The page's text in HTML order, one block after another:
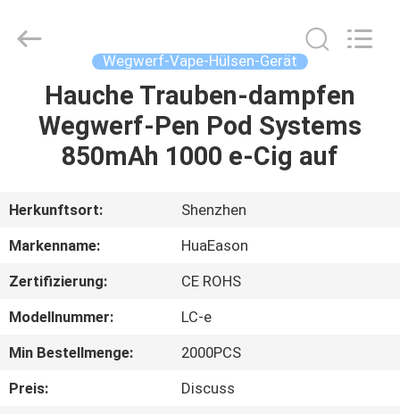
HAUS
PRODUKTE
VIDEOS
UNS
FABRIK-
AUSFLUG
Copyright
huaeason.com.
Wegwerf-Vape-Hülsen-Gerät
Hauche Trauben-dampfen
Wegwerf-Pen Pod Systems
850mAh 1000 e-Cig auf
Herkunftsort:
Shenzhen
Markenname:
HuaEason
Zertifizierung:
CE ROHS
Modellnummer:
LC-e
Min Bestellmenge:
2000PCS
Preis:
Discuss